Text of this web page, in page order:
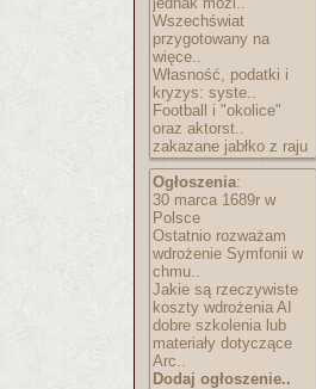
Wszechświat
przygotowany na
więce..
Własność, podatki i
kryzys: syste..
Football i "okolice"
oraz aktorst..
zakazane jabłko z raju
Ogłoszenia:
30 marca 1689r w
Polsce
Ostatnio rozważam
wdrożenie Symfonii w
chmu..
Jakie są rzeczywiste
koszty wdrożenia AI
dobre szkolenia lub
materiały dotyczące
Arc..
Dodaj ogłoszenie..